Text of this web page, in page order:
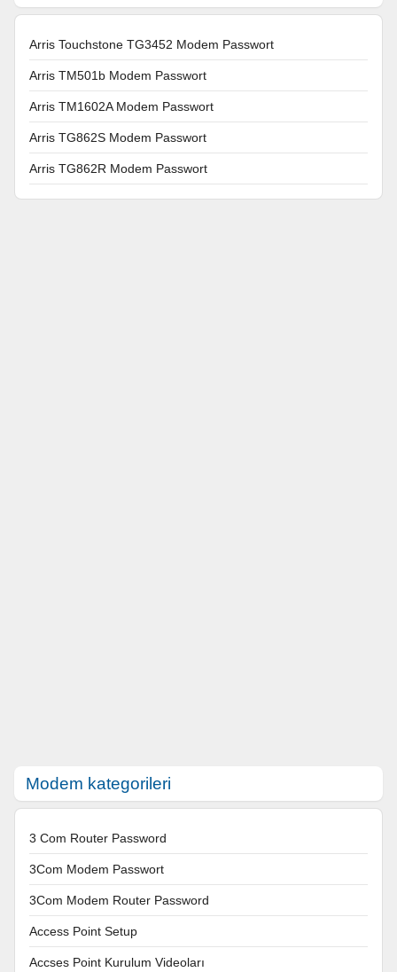
Arris Touchstone TG3452 Modem Passwort
Arris TM501b Modem Passwort
Arris TM1602A Modem Passwort
Arris TG862S Modem Passwort
Arris TG862R Modem Passwort
Modem kategorileri
3 Com Router Password
3Com Modem Passwort
3Com Modem Router Password
Access Point Setup
Accses Point Kurulum Videoları